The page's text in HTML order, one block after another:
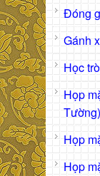
Đóng
Gánh
Học trò
Họp
Tường)
Họp
Họp